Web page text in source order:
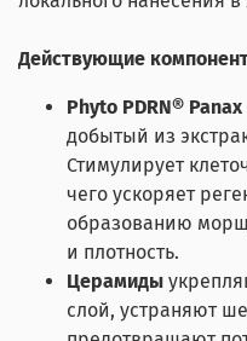
Действующие
Phyto PDRN® Panax
добытый из
Стимулирует
чего ускоряет
образованию
и плотность.
Церамиды
слой, устраняют